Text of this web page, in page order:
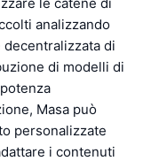
analizzando
di
di modelli di
Masa può
personalizzate
i contenuti